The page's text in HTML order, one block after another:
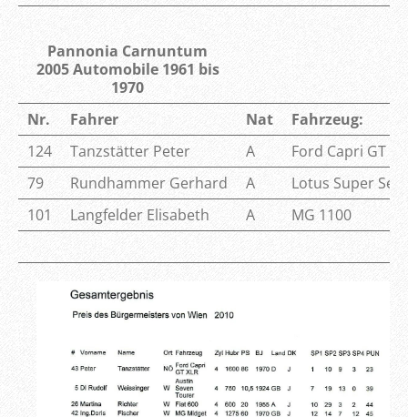
Pannonia Carnuntum
2005Automobile 1961 bis
1970
Nr.
Fahrer Nat
Fahrzeug:
124
Tanzstätter Peter A
Ford Capri GT
79
Rundhammer Gerhard A
Lotus Super
101
Langfelder Elisabeth A MG 1100